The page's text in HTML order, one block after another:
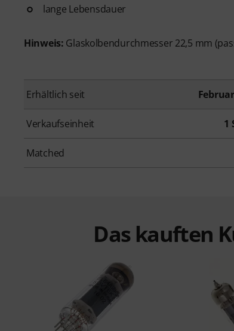
lange Lebensdauer
Hinweis: Glaskolbendurchmesser 22,5 mm
Erhältlich seit
Verkaufseinheit 1
Matched
Das kauften